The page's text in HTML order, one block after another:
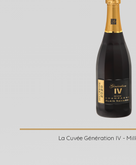
La Cuvée Génération IV -